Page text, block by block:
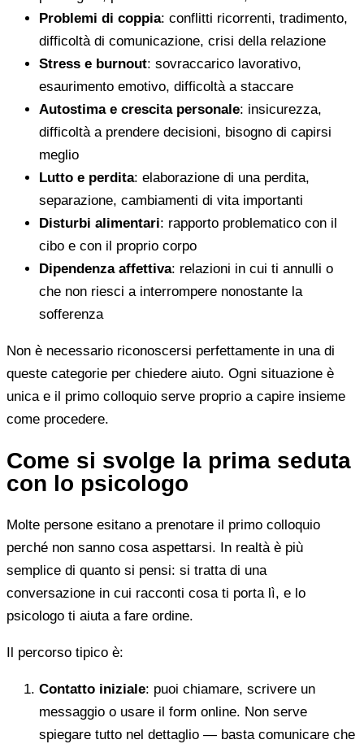
Problemi di coppia: conflitti ricorrenti, tradimento,
difficoltà di comunicazione, crisi della relazione
Stress e burnout: sovraccarico lavorativo,
esaurimento emotivo, difficoltà a staccare
Autostima e crescita personale: insicurezza,
difficoltà a prendere decisioni, bisogno di capirsi
meglio
Lutto e perdita: elaborazione di una perdita,
separazione, cambiamenti di vita importanti
Disturbi alimentari: rapporto problematico con il
cibo e con il proprio corpo
Dipendenza affettiva: relazioni in cui ti annulli o
che non riesci a interrompere nonostante la
sofferenza
Non è necessario riconoscersi perfettamente in una di
queste categorie per chiedere aiuto. Ogni situazione è
unica e il primo colloquio serve proprio a capire insieme
come procedere.
Come si svolge la prima seduta
con lo psicologo
Molte persone esitano a prenotare il primo colloquio
perché non sanno cosa aspettarsi. In realtà è più
semplice di quanto si pensi: si tratta di una
conversazione in cui racconti cosa ti porta lì, e lo
psicologo ti aiuta a fare ordine.
Il percorso tipico è:
Contatto iniziale: puoi chiamare, scrivere un
messaggio o usare il form online. Non serve
spiegare tutto nel dettaglio — basta comunicare che